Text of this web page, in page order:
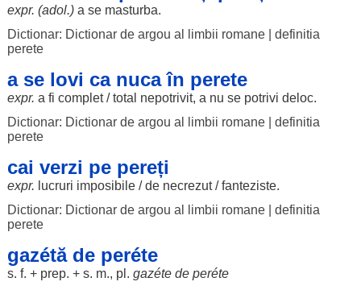
expr. (adol.)a se masturba.
Dictionar: Dictionar de argou al limbii romane| definitia
perete
a se lovi ca nuca în perete
expr. a fi complet/total nepotrivit, a nu se potrivi deloc.
Dictionar: Dictionar de argou al limbii romane| definitia
perete
cai verzi pe pereți
expr. lucruri imposibile/ de necrezut/fanteziste.
Dictionar: Dictionar de argou al limbii romane| definitia
perete
gazétă de peréte
s. f. + prep. + s. m., pl. gazétede peréte